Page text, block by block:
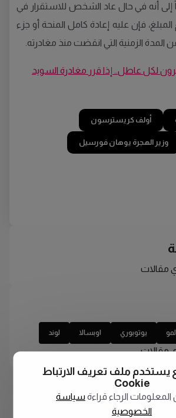
إلى أنه في حال عاد الشخص للاستقرار في
فإن عليه إعادة كامل المنحة أو جزء
الزمنية التي انقضت منذ مغادرته.
أولف كريسترسون
وزير الهجرة يوهان فورسيل
مقالات
يوتوبوري اوبسالا لوند
مقالات
يستخدم ملف تعريف الارتباط
Cookie
الرجاء قراءة سياسة
الخصوصية